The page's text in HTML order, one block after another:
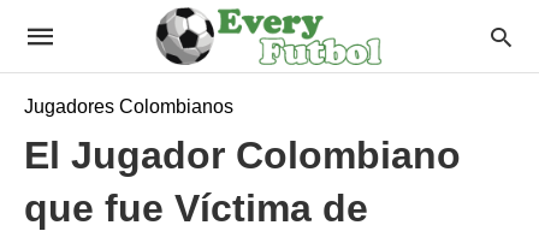
Jugadores Colombianos
El Jugador Colombiano
que fue Víctima de